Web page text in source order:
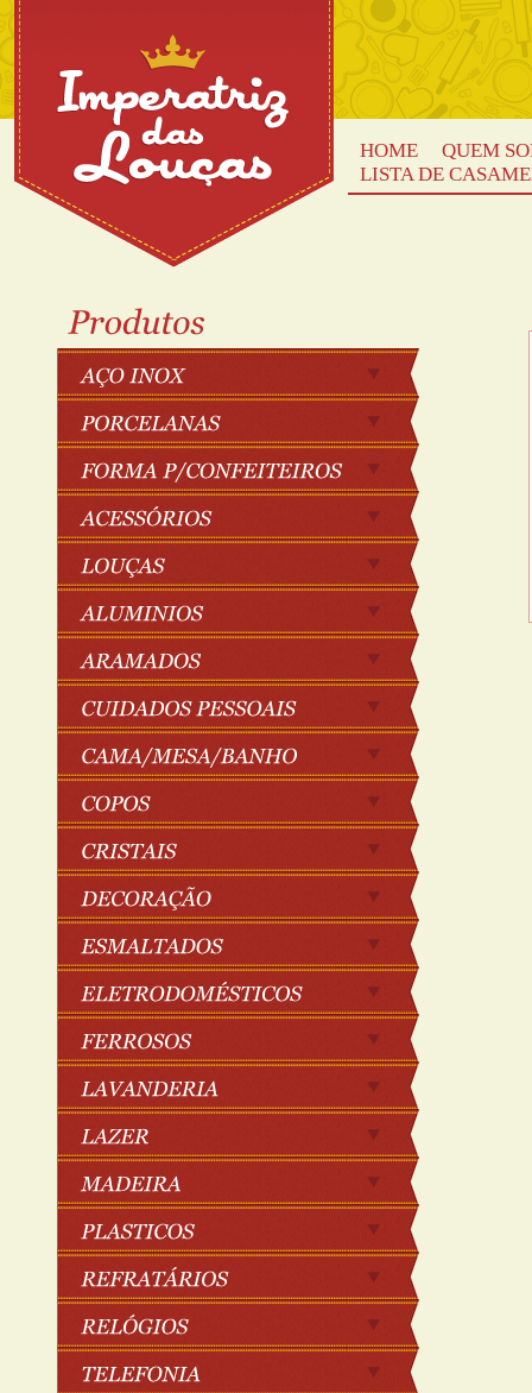
HOME
QUEM
LISTA DE